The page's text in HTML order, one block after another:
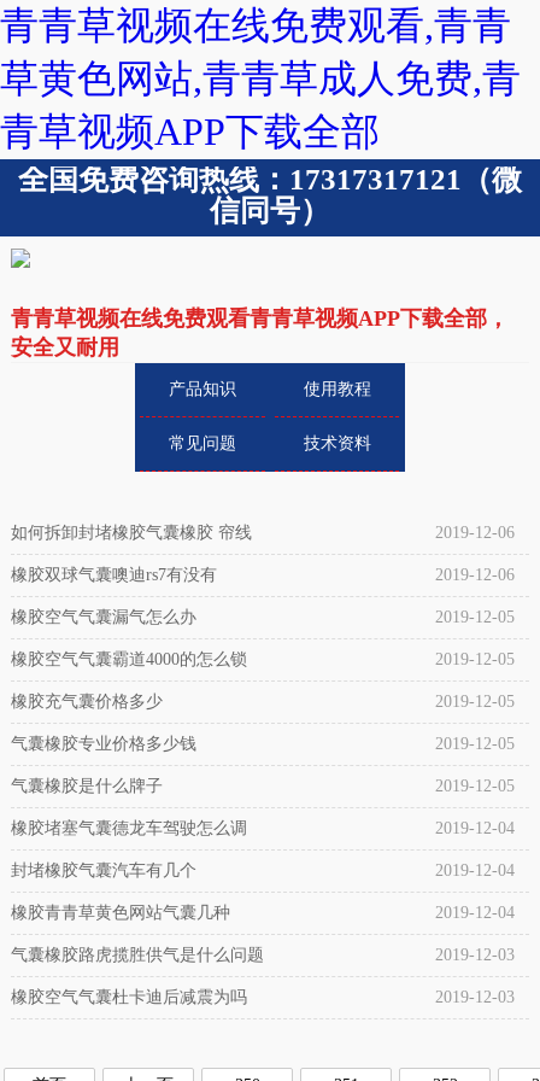
青青草视频在线免费观看,青青
草黄色网站,青青草成人免费,青
青草视频APP下载全部
全国免费咨询热线：17317317121（微
信同号）
青青草视频在线免费观看青青草视频APP下载全部，
安全又耐用
产品知识 使用教程
常见问题 技术资料
如何拆卸封堵橡胶气囊橡胶 帘线 2019-12-06
橡胶双球气囊噢迪rs7有没有 2019-12-06
橡胶空气气囊漏气怎么办 2019-12-05
橡胶空气气囊霸道4000的怎么锁 2019-12-05
橡胶充气囊价格多少 2019-12-05
气囊橡胶专业价格多少钱 2019-12-05
气囊橡胶是什么牌子 2019-12-05
橡胶堵塞气囊德龙车驾驶怎么调 2019-12-04
封堵橡胶气囊汽车有几个 2019-12-04
橡胶青青草黄色网站气囊几种 2019-12-04
气囊橡胶路虎揽胜供气是什么问题 2019-12-03
橡胶空气气囊杜卡迪后减震为吗 2019-12-03